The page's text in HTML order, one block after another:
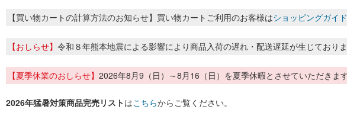
【買い物カートの計算方法のお知らせ】買い物カートご利用のお客様はショッピングガイド
【おしらせ】 令和８年熊本地震による影響により商品入荷の遅れ・配送遅延が生じており
【夏季休業のおしらせ】 2026年8月9（日）～8月16（日）を夏季休暇とさせていただきま
2026年猛暑対策商品完売リストはこちらからご覧ください。